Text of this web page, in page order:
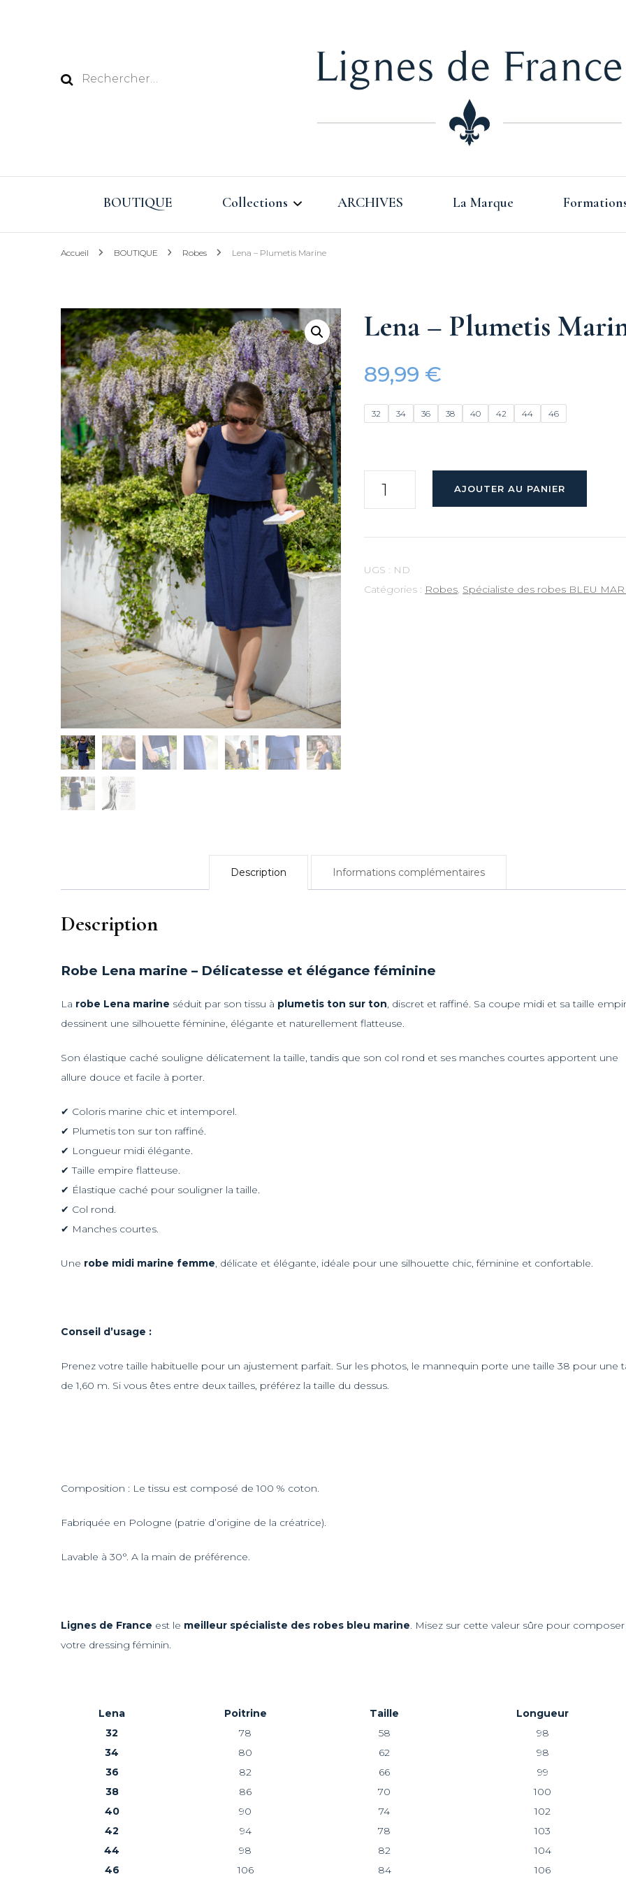
Rechercher :
BOUTIQUE Collections
Un verre en terrasse – 2026
La Dolce Vita : Madd’in
Rome – 2026
Célébrations hivernales –
2025
Automne/Hiver 2025
Direction le Sud – 2025
Capsule Bleue de Janvier –
Collection Célébrations
Reflets d’Automne – 2024
Un Eté au Château – 2024
L’Eveil du Printemps – 2024
L’Appel de l’Automne –
2023
ARCHIVES La Marque
Accueil BOUTIQUE Robes Lena – Plumetis Marine
Lena – Plumetis
89,99 €
32 34 36 38 40 42 44 46
-
Marine
AJOUTER AU PANIER
UGS : ND
Catégories : Robes, Spécialiste des robes BLEU
Description Informations complémentaires
Description
Robe Lena marine – Délicatesse et élégance féminine
La robe Lena marine séduit par son tissu à plumetis ton sur ton, discret et raffiné. Sa coupe midi et sa taille
dessinent une silhouette féminine, élégante et naturellement flatteuse.
Son élastique caché souligne délicatement la taille, tandis que son col rond et ses manches courtes apportent une
allure douce et facile à porter.
✔ Coloris marine chic et intemporel.
✔ Plumetis ton sur ton raffiné.
✔ Longueur midi élégante.
✔ Taille empire flatteuse.
✔ Élastique caché pour souligner la taille.
✔ Col rond.
✔ Manches courtes.
Une robe midi marine femme, délicate et élégante, idéale pour une silhouette chic, féminine et confortable.
Conseil d’usage :
Prenez votre taille habituelle pour un ajustement parfait. Sur les photos, le mannequin porte une taille 38 pour une
de 1,60 m. Si vous êtes entre deux tailles, préférez la taille du dessus.
Composition : Le tissu est composé de 100 % coton.
Fabriquée en Pologne (patrie d’origine de la créatrice).
Lavable à 30°. A la main de préférence.
Lignes de France est le meilleur spécialiste des robes bleu marine. Misez sur cette valeur sûre pour composer
votre dressing féminin.
Lena Poitrine Taille
Longueur
32
78 58
98
34
80 62
98
36
82 66
99
38
86 70
100
40
90 74
102
42
94 78
103
44
98 82
104
46
106 84 106